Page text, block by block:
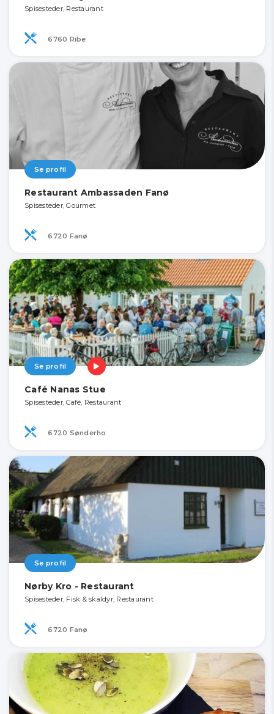
Spisesteder, Restaurant
6760 Ribe
Se profil
Restaurant Ambassaden Fanø
Spisesteder, Gourmet
6720 Fanø
Se profil
Café Nanas Stue
Spisesteder, Café, Restaurant
6720 Sønderho
Se profil
Nørby Kro - Restaurant
Spisesteder, Fisk & skaldyr, Restaurant
6720 Fanø